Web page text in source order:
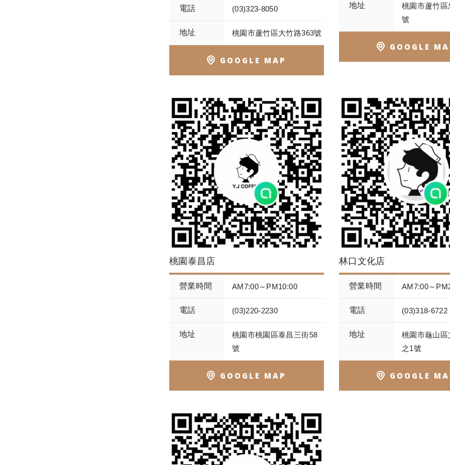
電話 (03)323-8050
地址 桃園市蘆竹區大竹路363號
GOOGLE MAP
地址
桃園市蘆竹
號
GOOGLE
桃園泰昌店
營業時間 AM7:00～PM10:00
電話 (03)220-2230
地址
桃園市桃園區泰昌三街58
號
GOOGLE MAP
林口文化店
營業時間 AM7:00～
電話 (03)318-6722
地址
桃園市龜山
之1號
GOOGLE